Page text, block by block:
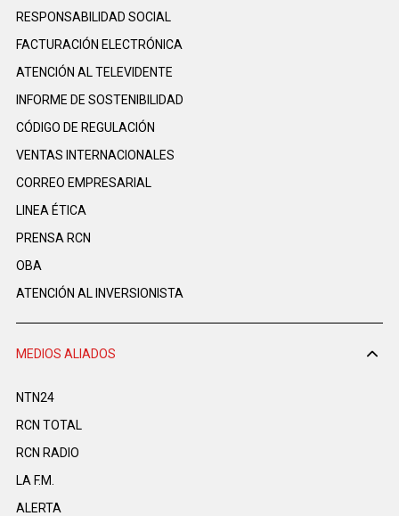
RESPONSABILIDAD SOCIAL
FACTURACIÓN ELECTRÓNICA
ATENCIÓN AL TELEVIDENTE
INFORME DE SOSTENIBILIDAD
CÓDIGO DE REGULACIÓN
VENTAS INTERNACIONALES
CORREO EMPRESARIAL
LINEA ÉTICA
PRENSA RCN
OBA
ATENCIÓN AL INVERSIONISTA
MEDIOS ALIADOS
NTN24
RCN TOTAL
RCN RADIO
LA F.M.
ALERTA